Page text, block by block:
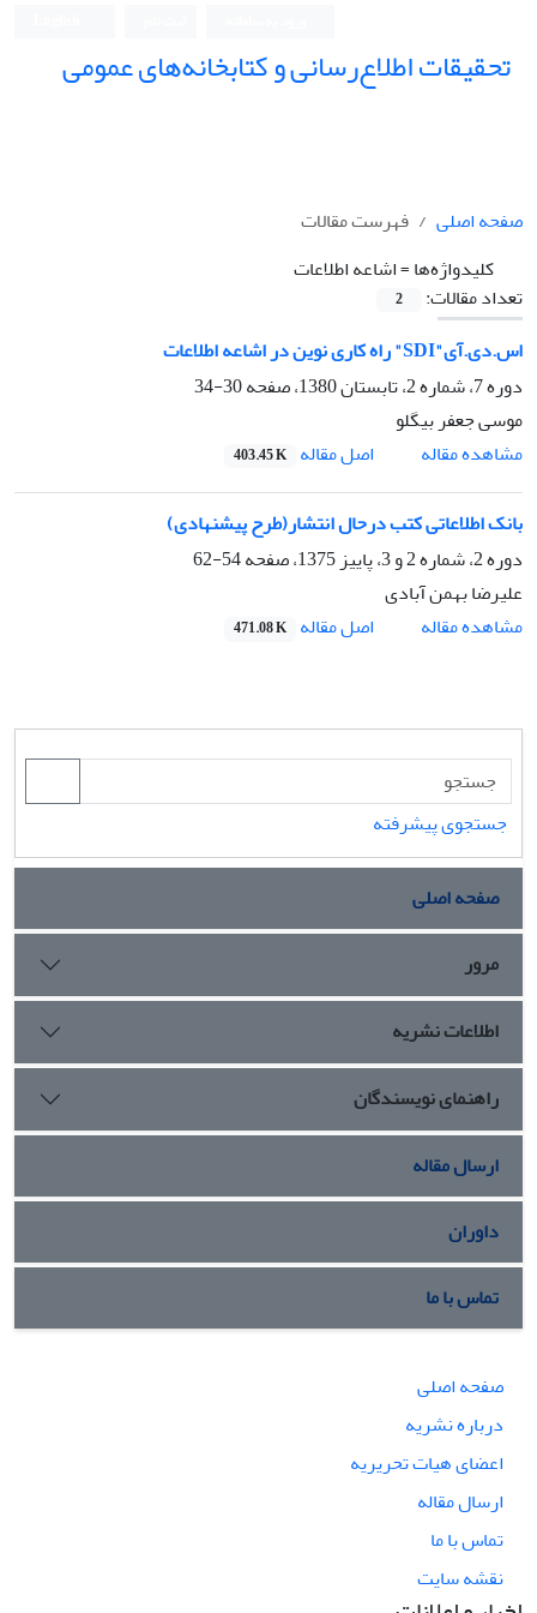
تحقیقات اطلاع‌رسانی و کتابخانه‌های عمومی
صفحه اصلی
فهرست مقالات
کلیدواژه‌ها =اشاعه اطلاعات
تعداد مقالات:
2
اس.دی.آی"SDI" راه کاری نوین در اشاعه اطلاعات
دوره 7، شماره 2، تابستان 1380، صفحه
30-34
موسی جعفر بیگلو
مشاهده مقاله
اصل مقاله 403.45 K
بانک اطلاعاتی کتب درحال انتشار(طرح پیشنهادی)
دوره 2، شماره 2 و 3، پاییز 1375، صفحه
54-62
علیرضا بهمن آبادی
مشاهده مقاله
اصل مقاله 471.08 K
جستجوی پیشرفته
صفحه اصلی
مرور
اطلاعات نشریه
راهنمای نویسندگان
ارسال مقاله
داوران
تماس با ما
صفحه اصلی
درباره نشریه
اعضای هیات تحریریه
ارسال مقاله
تماس با ما
نقشه سایت